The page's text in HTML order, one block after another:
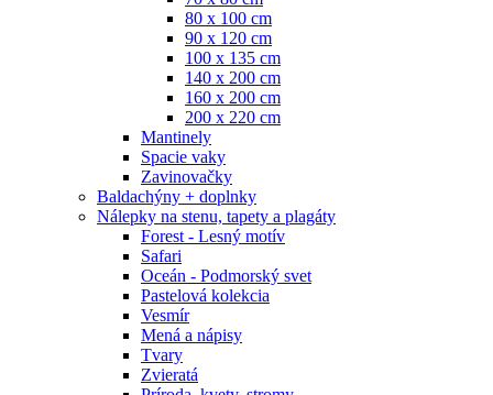
80 x 100 cm
90 x 120 cm
100 x 135 cm
140 x 200 cm
160 x 200 cm
200 x 220 cm
Mantinely
Spacie vaky
Zavinovačky
Baldachýny + doplnky
Nálepky na stenu, tapety a plagáty
Forest - Lesný motív
Safari
Oceán - Podmorský svet
Pastelová kolekcia
Vesmír
Mená a nápisy
Tvary
Zvieratá